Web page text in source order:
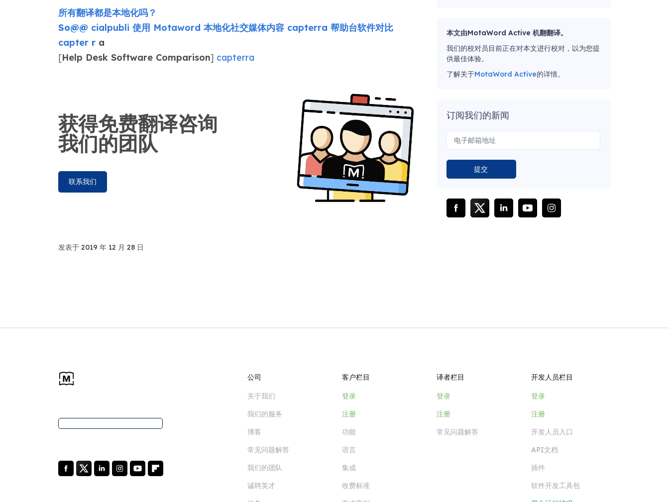
所有翻译都是本地化吗？
So@@ cialpubli 使用 Motaword 本地化社交媒体内容 capterra 帮助台软件对比
capter ra
[Help Desk Software Comparison] capterra
获得免费翻译咨询
我们的团队
联系我们
发表于 2019 年 12 月 28 日
本文由MotaWord Active 机翻翻译。
我们的校对员目前正在对本文进行校对，以为您提
供最佳体验。
了解关于MotaWord Active的详情。
订阅我们的新闻
提交
公司
关于我们
我们的服务
博客
常见问题解答
我们的团队
诚聘英才
客户栏目
登录
注册
功能
语言
集成
收费标准
译者栏目
登录
注册
常见问题解答
开发人员栏目
登录
注册
开发人员入口
API文档
插件
软件开发工具包